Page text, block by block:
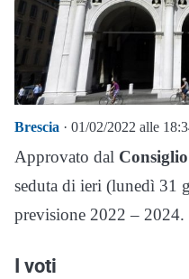
Brescia · 01/02/2022 alle
Approvato dal
seduta di ieri (lunedì 31
previsione 2022 – 2024.
I voti